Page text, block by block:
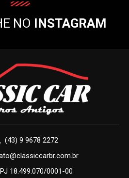
NO INSTAGRAM
(43) 9 9678 2272
18.499.070/0001-00